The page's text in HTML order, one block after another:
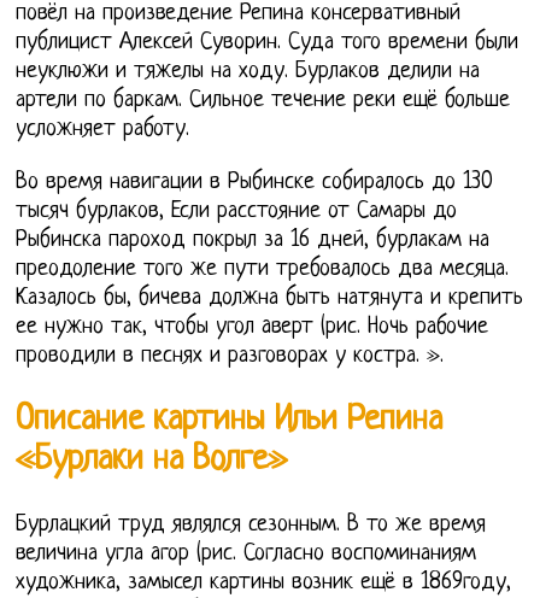
повёл на произведение Репина консервативный
публицист Алексей Суворин. Суда того времени были
неуклюжи и тяжелы на ходу. Бурлаков делили на
артели по баркам. Сильное течение реки ещё больше
усложняет работу.
Во время навигации в Рыбинске собиралось до 130
тысяч бурлаков, Если расстояние от Самары до
Рыбинска пароход покрыл за 16 дней, бурлакам на
преодоление того же пути требовалось два месяца.
Казалось бы, бичева должна быть натянута и крепить
ее нужно так, чтобы угол aверт (рис. Ночь рабочие
проводили в песнях и разговорах у костра. ».
Описание картины Ильи Репина
«Бурлаки на Волге»
Бурлацкий труд являлся сезонным. В то же время
величина угла aгор (рис. Согласно воспоминаниям
художника, замысел картины возник ещё в 1869году,